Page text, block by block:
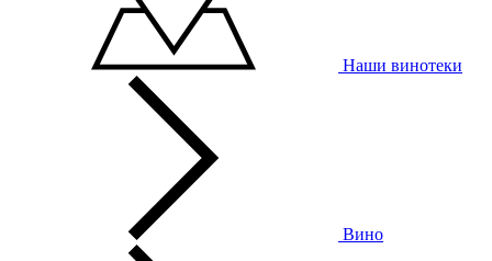
Наши винотеки
Вино